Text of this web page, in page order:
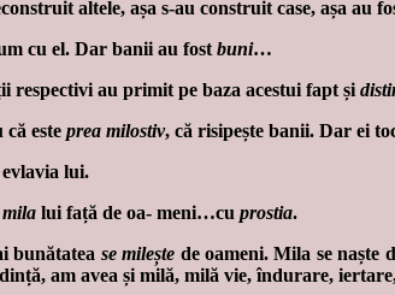
altele, așa s-au construit case, așa au
cu el. Dar banii au fost buni…
respectivi au primit pe baza acestui fapt și
este prea milostiv, că risipește banii. Dar ei
lui.
mila lui față de oa- meni…cu prostia.
bunătatea se milește de oameni. Mila se naște
am avea și milă, milă vie, îndurare,